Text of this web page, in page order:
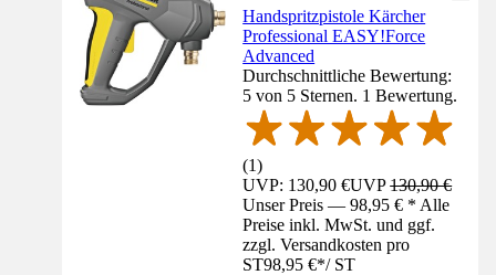
Handspritzpistole Kärcher
Professional EASY!Force
Advanced
Durchschnittliche Bewertung:
5 von 5 Sternen. 1 Bewertung.
(1)
UVP: 130,90 €UVP130,90 €
Unser Preis — 98,95 € * Alle
Preise inkl. MwSt. und ggf.
zzgl. Versandkosten pro
ST98,95 €*/ ST